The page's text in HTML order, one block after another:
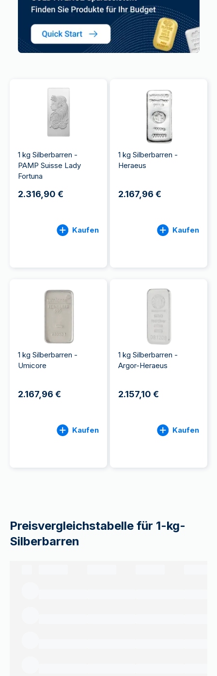
1 kg Silberbarren -
PAMP Suisse Lady
Fortuna
2.316,90 €
Kaufen
1 kg Silberbarren -
Heraeus
2.167,96 €
Kaufen
1 kg Silberbarren -
Umicore
2.167,96 €
Kaufen
1 kg Silberbarren -
Argor-Heraeus
2.157,10 €
Kaufen
Preisvergleichstabelle für 1-kg-
Silberbarren